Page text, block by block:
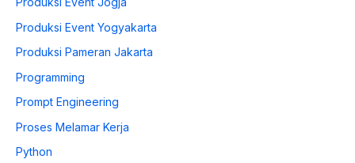
Produksi Event Yogyakarta
Produksi Pameran Jakarta
Programming
Prompt Engineering
Proses Melamar Kerja
Python